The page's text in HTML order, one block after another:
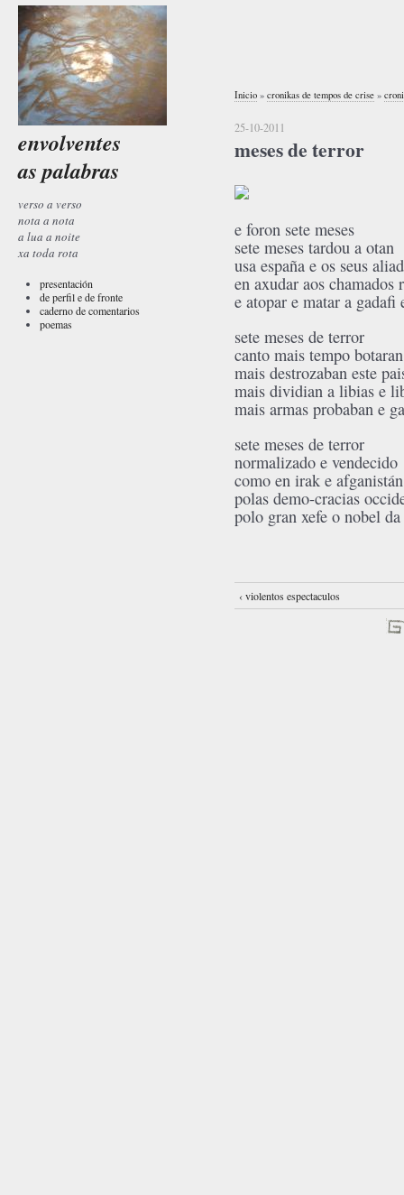
envolventes
as palabras
verso a verso
nota a nota
a lua a noite
xa toda rota
presentación
de perfil e de fronte
caderno de comentarios
poemas
Inicio » cronikas de tempos de crise »
25-10-2011
meses de terror
e foron sete meses
sete meses tardou a otan
usa españa e os seus
en axudar aos chamados
e atopar e matar a gadafi
sete meses de terror
canto mais tempo botaran
mais destrozaban este
mais dividian a libias e
mais armas probaban e
sete meses de terror
normalizado e vendecido
como en irak e afganistán
polas demo-cracias
polo gran xefe o nobel
‹ violentos espectaculos